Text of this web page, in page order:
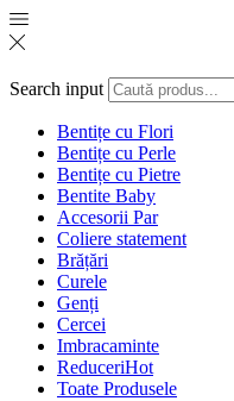
Search input
Bentițe cu Flori
Bentițe cu Perle
Bentițe cu Pietre
Bentite Baby
Accesorii Par
Coliere statement
Brățări
Curele
Genți
Cercei
Imbracaminte
ReduceriHot
Toate Produsele